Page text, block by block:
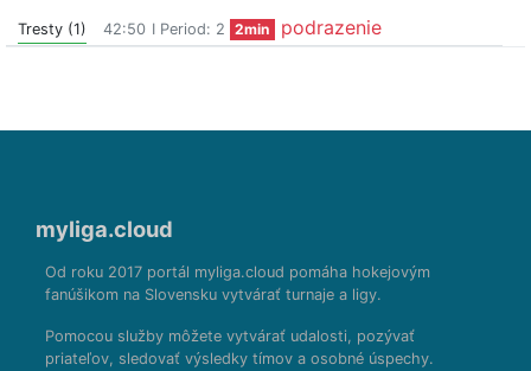
Tresty (1) 42:50 I Period: 2 2min podrazenie
myliga.cloud
Od roku 2017 portál myliga.cloud pomáha hokejovým
fanúšikom na Slovensku vytvárať turnaje a ligy.
Pomocou služby môžete vytvárať udalosti, pozývať
priateľov, sledovať výsledky tímov a osobné úspechy.